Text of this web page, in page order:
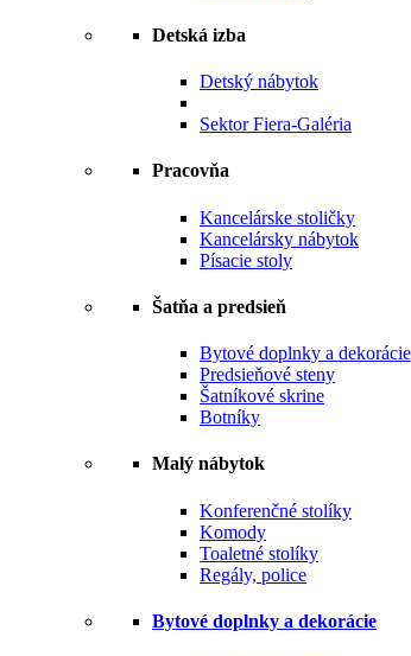
Detská izba
Detský nábytok
Sektor Fiera-Galéria
Pracovňa
Kancelárske stoličky
Kancelársky nábytok
Písacie stoly
Šatňa a predsieň
Bytové doplnky a dekorácie
Predsieňové steny
Šatníkové skrine
Botníky
Malý nábytok
Konferenčné stolíky
Komody
Toaletné stolíky
Regály, police
Bytové doplnky a dekorácie